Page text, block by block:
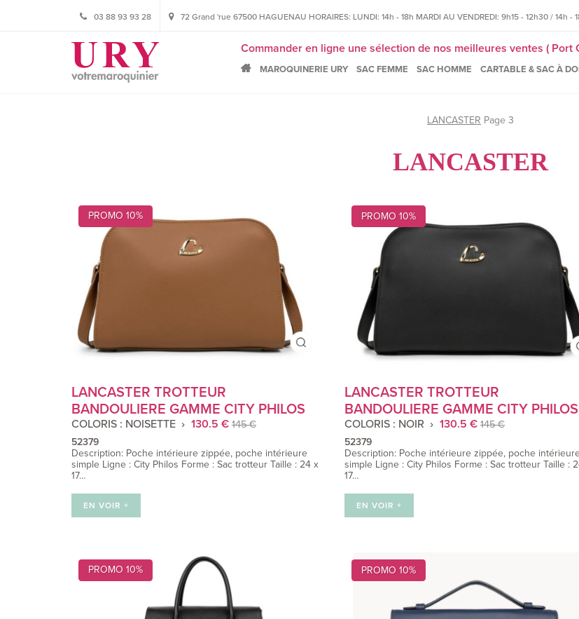
03 88 93 93 28 72 Grand 'rue 67500 HAGUENAU HORAIRES: LUNDI: 14h - 18h MARDI AU VENDREDI: 9h15 - 12h30 / 14h -
Commander en ligne une sélection de nos meilleures ventes ( Port
MAROQUINERIE URY SAC FEMME SAC HOMME CARTABLE & SAC À
LANCASTER Page 3
LANCASTER
PROMO 10%
LANCASTER TROTTEUR
BANDOULIERE GAMME CITY PHILOS
COLORIS : NOISETTE 130.5 € 145 €
52379
Description: Poche intérieure zippée, poche intérieure
simple Ligne : City Philos Forme : Sac trotteur Taille : 24 x
17…
EN VOIR +
PROMO 10%
LANCASTER TROTTEUR
BANDOULIERE GAMME CITY PHILOS
COLORIS : NOIR 130.5 € 145 €
52379
Description: Poche intérieure zippée, poche
simple Ligne : City Philos Forme : Sac trotteur Taille :
17…
EN VOIR +
PROMO 10% PROMO 10%